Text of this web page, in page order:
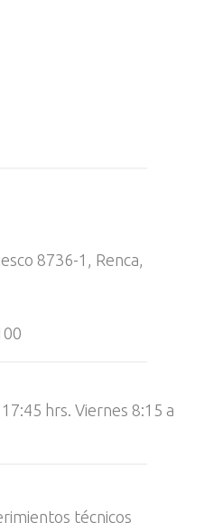
8736-1, Renca,
hrs. Viernes 8:15 a
técnicos